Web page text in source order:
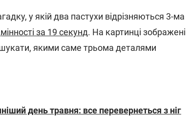
у якій два пастухи відрізняються 3-ма
за 19 секунд. На картинці зображені
якими саме трьома деталями
день травня: все перевернеться з ніг